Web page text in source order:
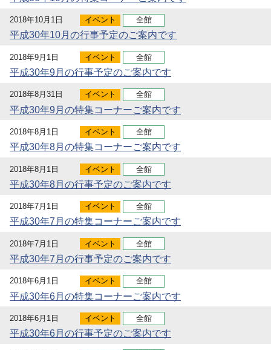
2018年10月1日 イベント 全館
平成30年10月の行事予定のご案内です
2018年9月1日 イベント 全館
平成30年9月の行事予定のご案内です
2018年8月31日 イベント 全館
平成30年9月の特集コーナーご案内です
2018年8月1日 イベント 全館
平成30年8月の特集コーナーご案内です
2018年8月1日 イベント 全館
平成30年8月の行事予定のご案内です
2018年7月1日 イベント 全館
平成30年7月の特集コーナーご案内です
2018年7月1日 イベント 全館
平成30年7月の行事予定のご案内です
2018年6月1日 イベント 全館
平成30年6月の特集コーナーご案内です
2018年6月1日 イベント 全館
平成30年6月の行事予定のご案内です